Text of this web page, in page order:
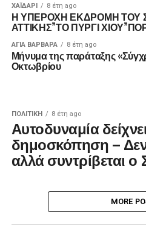
ΧΑΪΔΑΡΙ 8 έτη ago
Η ΥΠΕΡΟΧΗ ΕΚΔΡΟΜΗ ΤΟΥ
ΑΤΤΙΚΗΣ”ΤΟ ΠΥΡΓΙ
ΑΓΙΑ ΒΑΡΒΑΡΑ 8 έτη ago
Μήνυμα της παράταξης
Οκτωβρίου
ΠΟΛΙΤΙΚΉ 8 έτη ago
Αυτοδυναμία
δημοσκόπηση – Δεν
αλλά συντρίβεται
MORE